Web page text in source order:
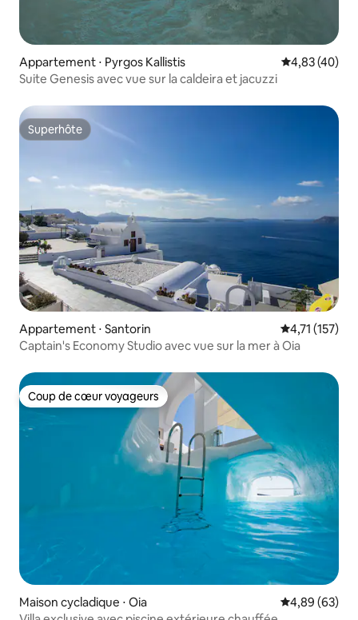
Appartement ⋅ Pyrgos Kallistis Évaluation
4,83 (40)
Suite Genesis avec vue sur la caldeira et jacuzzi
Superhôte
Superhôte
Appartement ⋅ Santorin Évaluation
4,71 (157)
Captain's Economy Studio avec vue sur la mer à Oia
Coup de cœur voyageurs
Coup de cœur voyageurs
Maison cycladique ⋅ Oia Évaluation
4,89 (63)